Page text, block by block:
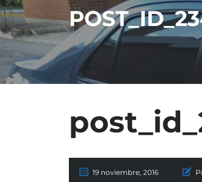
19 noviembre, 2016